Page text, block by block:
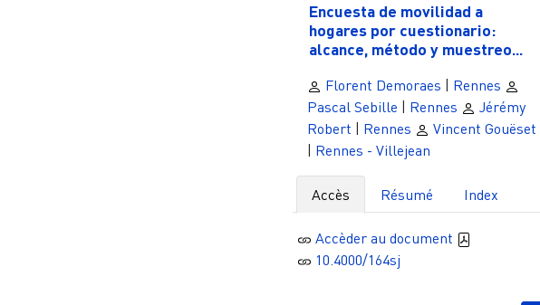
Encuesta de movilidad a
hogares por cuestionario:
alcance, método y muestreo...
Florent Demoraes
Rennes
Pascal Sebille
Rennes
Jérémy
Robert
Rennes
Vincent Gouëset
Rennes - Villejean
Accès Résumé Index
Accèder au document
10.4000/164sj